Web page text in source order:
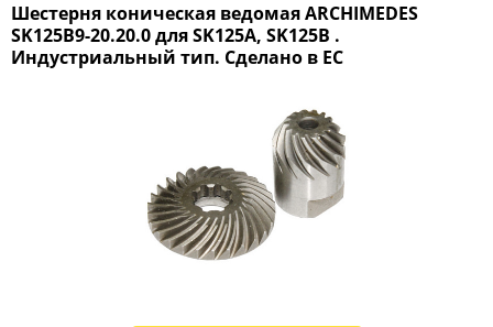
Шестерня коническая ведомая ARCHIMEDES
SK125B9-20.20.0 для SK125A, SK125B .
Индустриальный тип. Сделано в ЕС